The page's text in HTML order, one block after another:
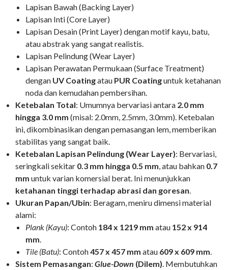
Lapisan Bawah (Backing Layer)
Lapisan Inti (Core Layer)
Lapisan Desain (Print Layer) dengan motif kayu, batu,
atau abstrak yang sangat realistis.
Lapisan Pelindung (Wear Layer)
Lapisan Perawatan Permukaan (Surface Treatment)
dengan UV Coatingatau PUR Coatinguntuk ketahanan
noda dan kemudahan pembersihan.
Ketebalan Total: Umumnya bervariasi antara 2.0 mm
hingga 3.0 mm (misal: 2.0mm, 2.5mm, 3.0mm). Ketebalan
ini, dikombinasikan dengan pemasangan lem, memberikan
stabilitas yang sangat baik.
Ketebalan Lapisan Pelindung (Wear Layer): Bervariasi,
seringkali sekitar 0.3 mm hingga 0.5 mm, atau bahkan 0.7
mm untuk varian komersial berat. Ini menunjukkan
ketahanan tinggi terhadap abrasi dan goresan.
Ukuran Papan/Ubin: Beragam, meniru dimensi material
alami:
Plank (Kayu): Contoh 184 x 1219 mm atau 152 x 914
mm.
Tile (Batu): Contoh457 x 457 mm atau 609 x 609 mm.
Sistem Pemasangan: Glue-Down (Dilem). Membutuhkan